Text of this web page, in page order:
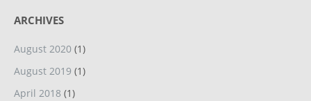
ARCHIVES
August 2020 (1)
August 2019 (1)
April 2018 (1)